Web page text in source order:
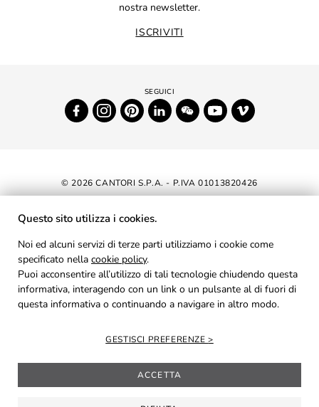
nostra newsletter.
ISCRIVITI
© 2026 CANTORI S.P.A. - P.IVA 01013820426
DICHIARAZIONE DI ACCESSIBILITÀ
AREA RISERVATA
PRIVACY
COOKIES
Questo sito utilizza i cookies.
Noi ed alcuni servizi di terze parti utilizziamo i cookie come
specificato nella cookie policy.
Puoi acconsentire all’utilizzo di tali tecnologie chiudendo questa
informativa, interagendo con un link o un pulsante al di fuori di
questa informativa o continuando a navigare in altro modo.
GESTISCI PREFERENZE
ACCETTA